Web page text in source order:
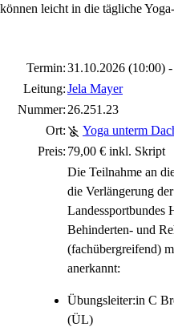
können leicht in die tägliche
Termin:31.10.2026 (10:00)
Leitung:Jela Mayer
Nummer: 26.251.23
Ort:
Yoga unterm
Preis: 79,00 € inkl. Skript
Die Teilnahme an
die Verlängerung
Landessportbundes
Behinderten- und
(fachübergreifend)
anerkannt:
Übungsleiter:in C
(ÜL)